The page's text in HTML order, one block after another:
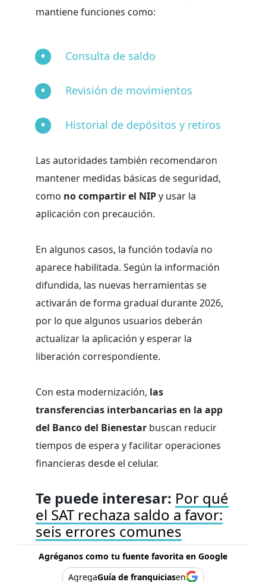
mantiene funciones como:
Consulta de saldo
Revisión de movimientos
Historial de depósitos y retiros
Las autoridades también recomendaron
mantener medidas básicas de seguridad,
como no compartir el NIPy usar la
aplicación con precaución.
En algunos casos, la función todavía no
aparece habilitada. Según la información
difundida, las nuevas herramientas se
activarán de forma gradual durante 2026,
por lo que algunos usuarios deberán
actualizar la aplicación y esperar la
liberación correspondiente.
Con esta modernización, las
transferencias interbancarias en la app
del Banco del Bienestar buscan reducir
tiempos de espera y facilitar operaciones
financieras desde el celular.
Te puede interesar: Por qué
el SAT rechaza saldo a favor:
seis errores comunes
Agréganos como tu fuente favorita en Google
AgregaGuía de franquiciasen